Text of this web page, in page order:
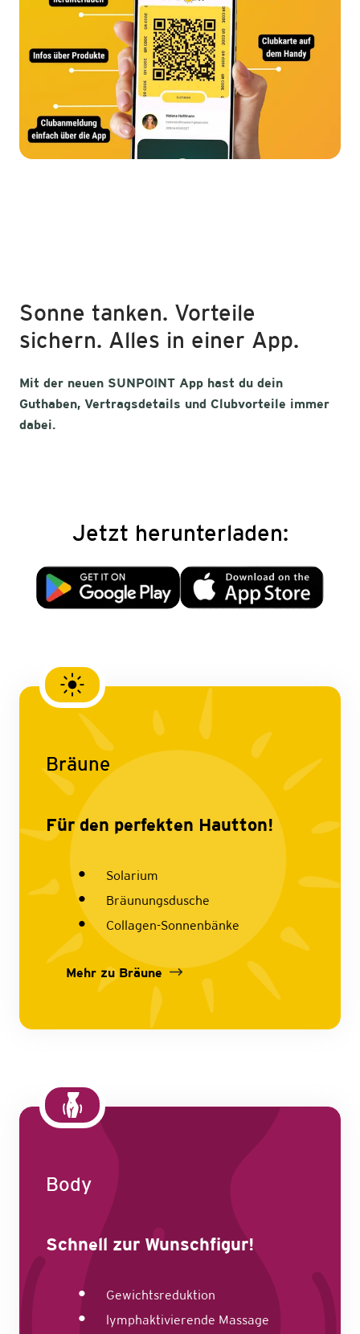
Sonne tanken. Vorteile
sichern. Alles in einer App.
Mit der neuen SUNPOINT App hast du dein
Guthaben, Vertragsdetails und Clubvorteile immer
dabei.
Jetzt herunterladen:
Bräune
Für den perfekten Hautton!
Solarium
Bräunungsdusche
Collagen-Sonnenbänke
Mehr zu Bräune
Body
Schnell zur Wunschfigur!
Gewichtsreduktion
lymphaktivierende Massage